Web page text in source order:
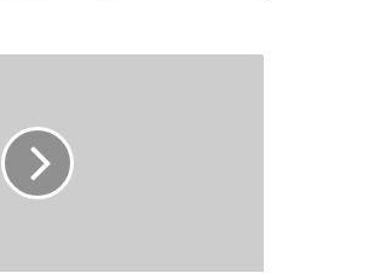
عن